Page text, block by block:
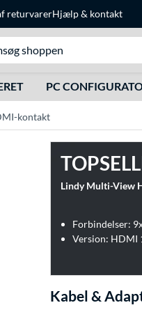
returvarerHjælp& kontakt
PC
kontakt
Lindy Multi-View
Forbindelser:
Version: HDMI
Kabel &